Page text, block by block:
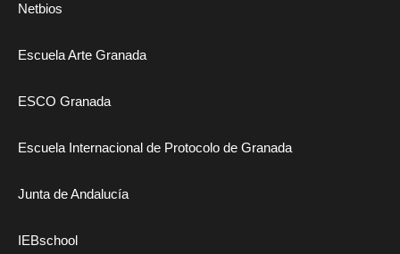
Netbios
Escuela Arte Granada
ESCO Granada
Escuela Internacional de Protocolo de Granada
Junta de Andalucía
IEBschool